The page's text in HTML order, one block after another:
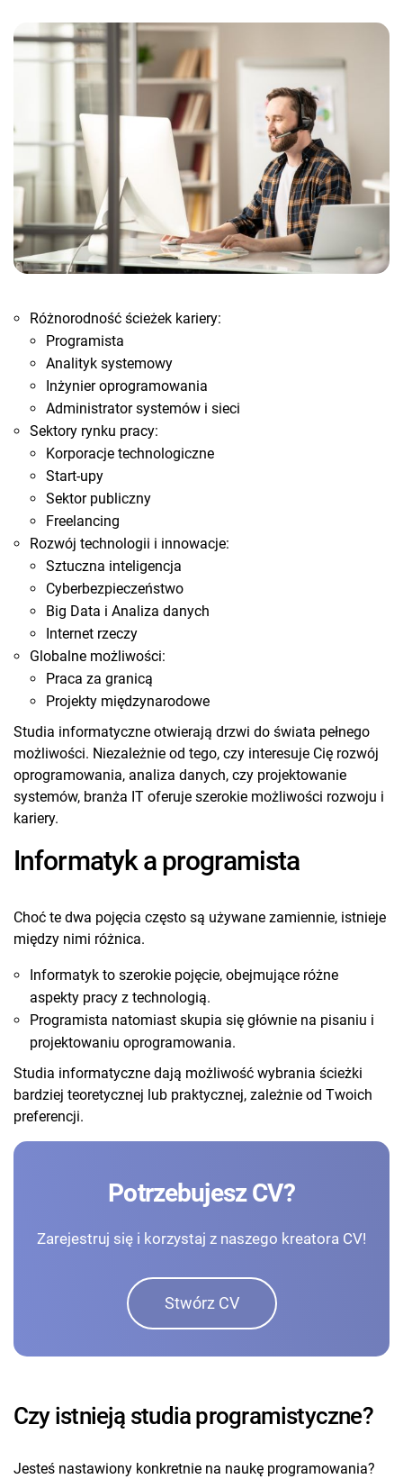
Różnorodność ścieżek kariery:
Programista
Analityk systemowy
Inżynier oprogramowania
Administrator systemów i sieci
Sektory rynku pracy:
Korporacje technologiczne
Start-upy
Sektor publiczny
Freelancing
Rozwój technologii i innowacje:
Sztuczna inteligencja
Cyberbezpieczeństwo
Big Data i Analiza danych
Internet rzeczy
Globalne możliwości:
Praca za granicą
Projekty międzynarodowe
Studia informatyczne otwierają drzwi do świata pełnego
możliwości. Niezależnie od tego, czy interesuje Cię rozwój
oprogramowania, analiza danych, czy projektowanie
systemów, branża IT oferuje szerokie możliwości rozwoju i
kariery.
Informatyk a programista
Choć te dwa pojęcia często są używane zamiennie, istnieje
między nimi różnica.
Informatyk to szerokie pojęcie, obejmujące różne
aspekty pracy z technologią.
Programista natomiast skupia się głównie na pisaniu i
projektowaniu oprogramowania.
Studia informatyczne dają możliwość wybrania ścieżki
bardziej teoretycznej lub praktycznej, zależnie od Twoich
preferencji.
Potrzebujesz CV?
Zarejestruj się i korzystaj z naszego kreatora CV!
Stwórz CV
Czy istnieją studia programistyczne?
Jesteś nastawiony konkretnie na naukę programowania?